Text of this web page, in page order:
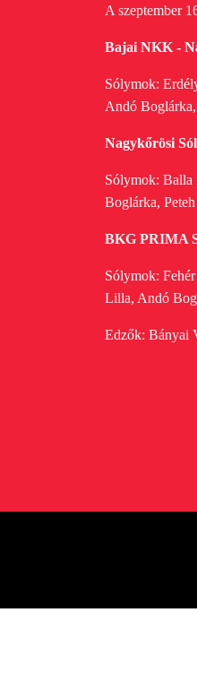
A szeptember
Bajai NKK -
Sólymok:
Andó
Nagykőrösi
Sólymok: Balla
Boglárka,
BKG PRIMA
Sólymok:
Lilla, Andó
Edzők: Bányai